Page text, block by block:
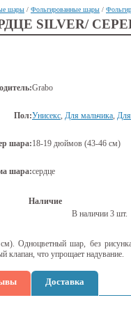
шары / Фольгированные шары /
SILVER/
Grabo
Пол:Унисекс, Для мальчика,
шара:18-19 дюймов (43-46 см)
шара:сердце
Наличие
В наличии 3 шт.
Одноцветный шар, без
клапан, что упрощает надувание.
Доставка